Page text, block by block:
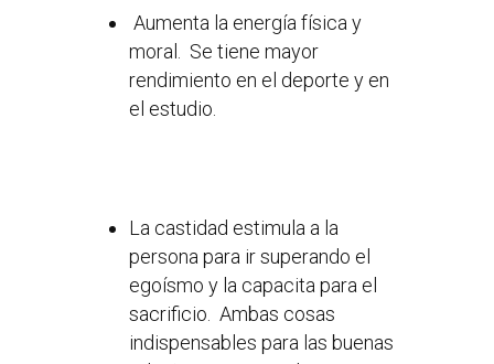
Aumenta la energía física y
moral. Se tiene mayor
rendimiento en el deporte y en
el estudio.
La castidad estimula a la
persona para ir superando el
egoísmo y la capacita para el
sacrificio. Ambas cosas
indispensables para las buenas